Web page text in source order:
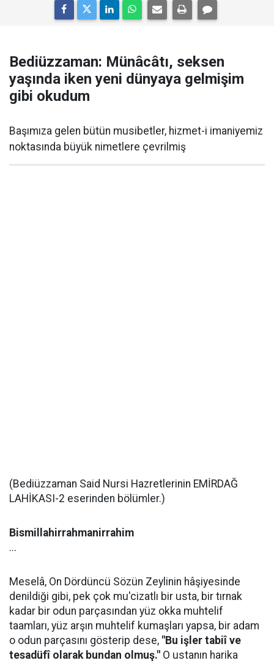
Bediüzzaman: Münâcâtı, seksen
yaşında iken yeni dünyaya gelmişim
gibi okudum
Başımıza gelen bütün musibetler, hizmet-i imaniyemiz
noktasında büyük nimetlere çevrilmiş
(Bediüzzaman Said Nursi Hazretlerinin EMİRDAĞ
LAHİKASI-2 eserinden bölümler.)
Bismillahirrahmanirrahim
...
Meselâ, On Dördüncü Sözün Zeylinin hâşiyesinde
denildiği gibi, pek çok mu'cizatlı bir usta, bir tırnak
kadar bir odun parçasından yüz okka muhtelif
taamları, yüz arşın muhtelif kumaşları yapsa, bir adam
o odun parçasını gösterip dese, "Bu işler tabiî ve
tesadüfî olarak bundan olmuş." O ustanın harika